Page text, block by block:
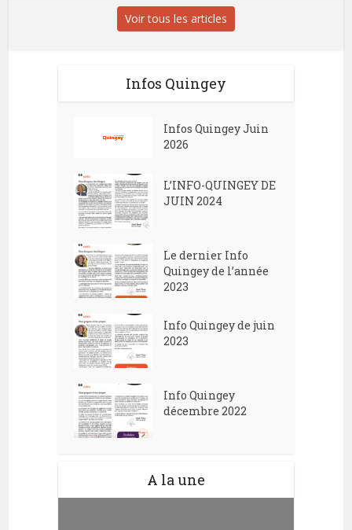
Voir tous les articles
Infos Quingey
Infos Quingey Juin
2026
L’INFO-QUINGEY DE
JUIN 2024
Le dernier Info
Quingey de l’année
2023
Info Quingey de juin
2023
Info Quingey
décembre 2022
A la une